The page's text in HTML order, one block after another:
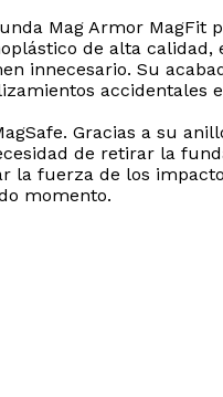
Mag Armor MagFit
de alta calidad,
innecesario. Su
accidentales
Gracias a su
de retirar la
fuerza de los
momento.